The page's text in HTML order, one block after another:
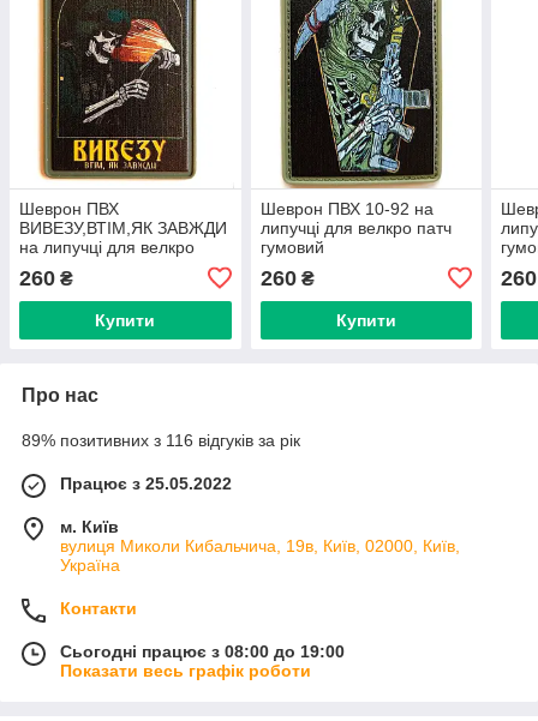
Шеврон ПВХ
ВИВЕЗУ,ВТІМ,ЯК ЗАВЖДИ
на липучці для велкро
260 ₴
Купити
Шеврон ПВХ 10-92 на
липучці для велкро патч
гумовий
260₴
Купити
260
Про нас
89% позитивних з 116 відгуків за рік
Працює з 25.05.2022
м. Київ
вулиця Миколи Кибальчича, 19в, Київ, 02000, Київ,
Україна
Контакти
Сьогодні працює з 08:00 до 19:00
Показати весь графік роботи